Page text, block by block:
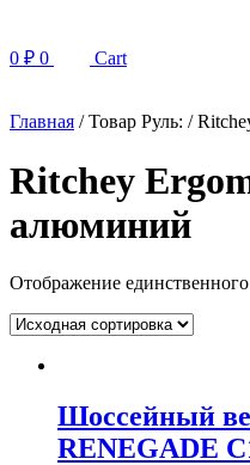
0 ₽ 0 Cart
Главная / Товар Руль: /
Ritchey
алюминий
Отображение единственного
Шоссейный
RENEGADE